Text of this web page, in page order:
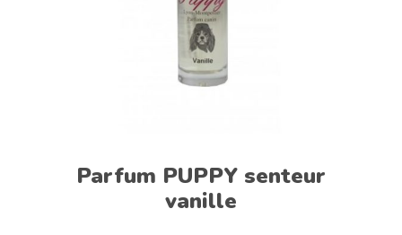
Parfum PUPPY senteur
vanille